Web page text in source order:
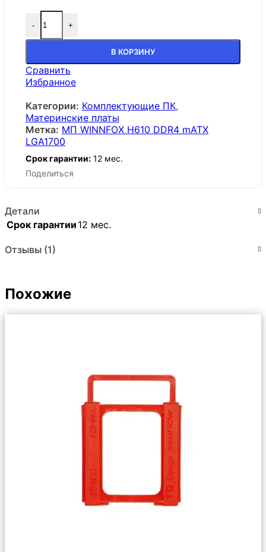
- +
В КОРЗИНУ
Сравнить
Избранное
Категории: Комплектующие ПК,
Материнские платы
Метка: МП WINNFOX H610 DDR4 mATX
LGA1700
Срок гарантии: 12 мес.
Поделиться
Детали
Срок гарантии 12 мес.
Отзывы (1)
Похожие